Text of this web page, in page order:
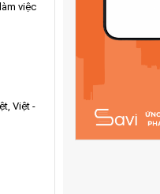
việc
Việt -